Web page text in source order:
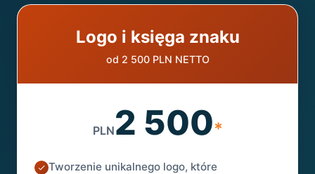
Logo i księga znaku
od 2 500 PLN NETTO
PLN2 500*
Tworzenie unikalnego logo, które